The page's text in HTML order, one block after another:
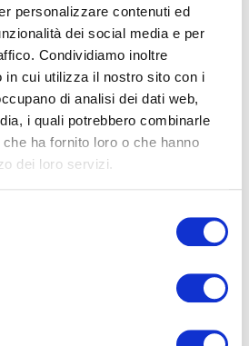
personalizzare contenuti ed
dei social media e per
Condividiamo inoltre
in cui utilizza il nostro sito con i
di analisi dei dati web,
i quali potrebbero combinarle
ha fornito loro o che hanno
dei loro servizi.
per fare innovazione
nella forma in cui li usiamo nei
le PMI: applicabili con le
ha già. Ogni martedì.
degli artt. 6, 7, 12, 13 del